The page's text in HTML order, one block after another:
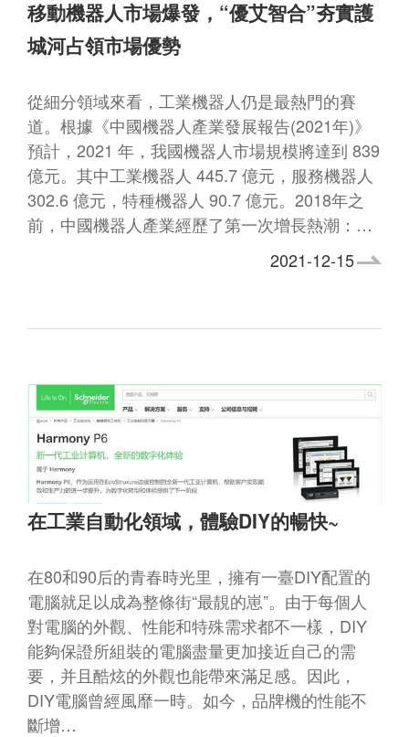
移動機器人市場爆發，“優艾智合”夯實護
城河占領市場優勢
從細分領域來看，工業機器人仍是最熱門的賽
道。根據《中國機器人產業發展報告(2021年)》
預計，2021 年，我國機器人市場規模將達到 839
億元。其中工業機器人 445.7 億元，服務機器人
302.6 億元，特種機器人 90.7 億元。2018年之
前，中國機器人產業經歷了第一次增長熱潮：…
2021-12-15
在工業自動化領域，體驗DIY的暢快~
在80和90后的青春時光里，擁有一臺DIY配置的
電腦就足以成為整條街“最靚的崽”。由于每個人
對電腦的外觀、性能和特殊需求都不一樣，DIY
能夠保證所組裝的電腦盡量更加接近自己的需
要，并且酷炫的外觀也能帶來滿足感。因此，
DIY電腦曾經風靡一時。如今，品牌機的性能不
斷增…